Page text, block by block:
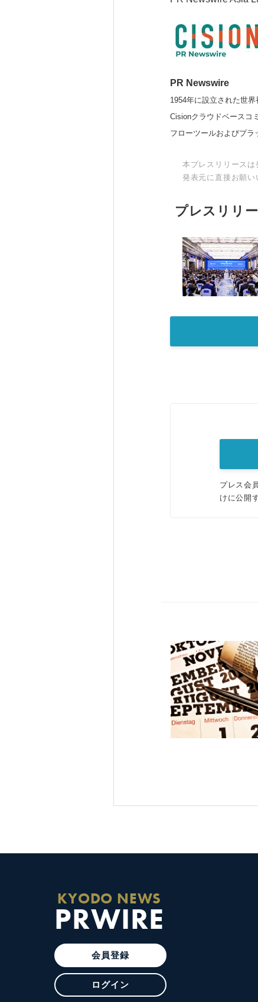
PR Newswire
1954年に設立された世
Cisionクラウドベースコ
フローツールおよびプ
本プレスリリース
発表元に直接お願い
プレスリリ
プレス会
けに公開
KYODO NEWS
PRWIRE
会員登録
ログイン